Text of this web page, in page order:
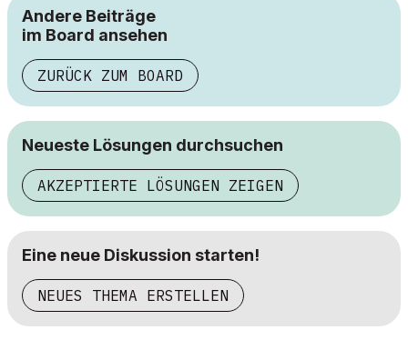
Andere Beiträge
im Board ansehen
ZURÜCK ZUM BOARD
Neueste Lösungen durchsuchen
AKZEPTIERTE LÖSUNGEN ZEIGEN
Eine neue Diskussion starten!
NEUES THEMA ERSTELLEN